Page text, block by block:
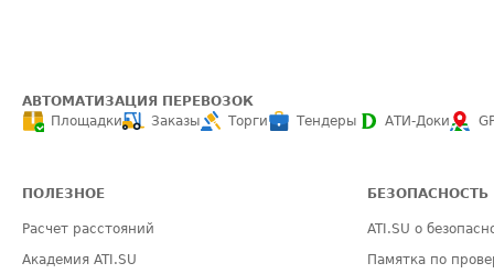
АВТОМАТИЗАЦИЯ ПЕРЕВОЗОК
Площадки
Заказы Торги Тендеры АТИ-Доки
ПОЛЕЗНОЕ
Расчет расстояний
Академия ATI.SU
БЕЗОПАСНОСТЬ
ATI.SU о
Памятка по